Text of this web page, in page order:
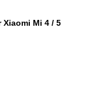
Mi 4 / 5